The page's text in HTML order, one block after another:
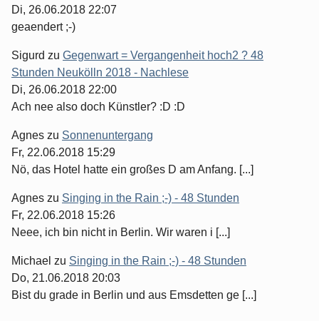
Di, 26.06.2018 22:07
geaendert ;-)
Sigurd zu Gegenwart = Vergangenheit hoch2 ? 48
Stunden Neukölln 2018 - Nachlese
Di, 26.06.2018 22:00
Ach nee also doch Künstler? :D :D
Agnes zu Sonnenuntergang
Fr, 22.06.2018 15:29
Nö, das Hotel hatte ein großes D am Anfang. [...]
Agnes zu Singing in the Rain ;-) - 48 Stunden
Fr, 22.06.2018 15:26
Neee, ich bin nicht in Berlin. Wir waren i [...]
Michael zu Singing in the Rain ;-) - 48 Stunden
Do, 21.06.2018 20:03
Bist du grade in Berlin und aus Emsdetten ge [...]